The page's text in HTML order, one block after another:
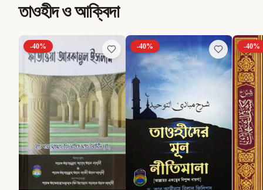
তাওহীদ ও আক্বিদা
-40% -40% -40%
মহান
৳186